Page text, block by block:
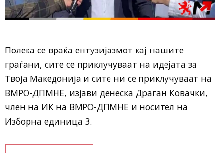
Полека се враќа ентузијазмот кај нашите
граѓани, сите се приклучуваат на идејата за
Твоја Македонија и сите ни се приклучуваат на
ВМРО-ДПМНЕ, изјави денеска Драган Ковачки,
член на ИК на ВМРО-ДПМНЕ и носител на
Изборна единица 3.